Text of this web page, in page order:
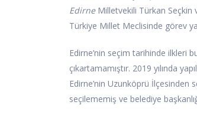
EdirneMilletvekili Türkan Seçkin
Türkiye Millet Meclisinde görev
Edirne’nin seçim tarihinde ilkleri
çıkartamamıştır. 2019 yılında
Edirne’nin Uzunköprü İlçesinden
seçilememiş ve belediye